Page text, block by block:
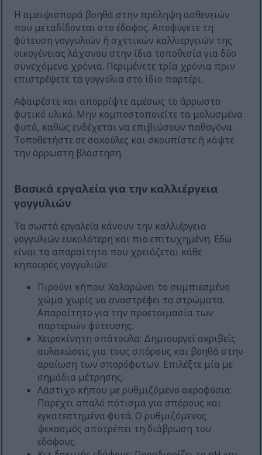
Η αμειψισπορά βοηθά στην πρόληψη ασθενειών
που μεταδίδονται στο έδαφος. Αποφύγετε τη
φύτευση γογγυλιών ή σχετικών καλλιεργειών της
οικογένειας λάχανου στην ίδια τοποθεσία για δύο
συνεχόμενα χρόνια. Περιμένετε τρία χρόνια πριν
επιστρέψετε τα γογγύλια στο ίδιο παρτέρι.
Αφαιρέστε και απορρίψτε αμέσως το άρρωστο
φυτικό υλικό. Μην κομποστοποιείτε τα μολυσμένα
φυτά, καθώς ενδέχεται να επιβιώσουν παθογόνα.
Τοποθετήστε σε σακούλες και σκουπίστε ή κάψτε
την άρρωστη βλάστηση.
Βασικά εργαλεία για την καλλιέργεια
γογγυλιών
Τα σωστά εργαλεία κάνουν την καλλιέργεια
γογγυλιών ευκολότερη και πιο επιτυχημένη. Εδώ
είναι τα απαραίτητα που χρειάζεται κάθε
κηπουρός γογγυλιών.
Πιρούνι κήπου: Χαλαρώνει το συμπιεσμένο
χώμα χωρίς να αναστρέφει τα στρώματα.
Απαραίτητο για την προετοιμασία των
παρτεριών φύτευσης.
Χειροκίνητη σπάτουλα: Δημιουργεί ακριβείς
αυλακώσεις για τους σπόρους και βοηθά στην
αραίωση των σπορόφυτων. Επιλέξτε μία με
σημάδια μέτρησης.
Λάστιχο κήπου με ρυθμιζόμενο ακροφύσιο:
Παρέχει απαλό πότισμα για σπόρους και
εγκατεστημένα φυτά. Ο ρυθμιζόμενος
ψεκασμός αποτρέπει τη διάβρωση του
εδάφους.